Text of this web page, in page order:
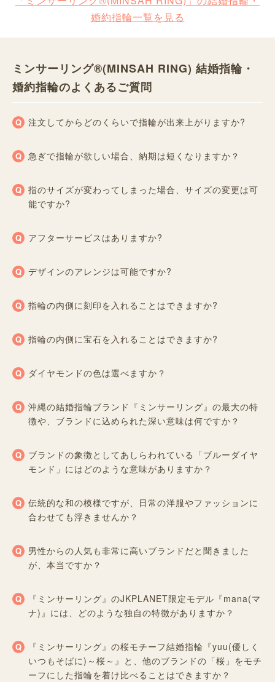
婚約指輪一覧を見る
ミンサーリング®︎(MINSAH RING) 結婚指輪・
婚約指輪のよくあるご質問
注文してからどのくらいで指輪が出来上がりますか?
急ぎで指輪が欲しい場合、納期は短くなりますか？
指のサイズが変わってしまった場合、サイズの変更は可
能ですか?
アフターサービスはありますか?
デザインのアレンジは可能ですか?
指輪の内側に刻印を入れることはできますか?
指輪の内側に宝石を入れることはできますか?
ダイヤモンドの色は選べますか？
沖縄の結婚指輪ブランド『ミンサーリング』の最大の特
徴や、ブランドに込められた深い意味は何ですか？
ブランドの象徴としてあしらわれている「ブルーダイヤ
モンド」にはどのような意味がありますか？
伝統的な和の模様ですが、日常の洋服やファッションに
合わせても浮きませんか？
男性からの人気も非常に高いブランドだと聞きました
が、本当ですか？
『ミンサーリング』のJKPLANET限定モデル『mana(マ
ナ)』には、どのような独自の特徴がありますか？
『ミンサーリング』の桜モチーフ結婚指輪『yuu(優しく
いつもそばに)～桜～』と、他のブランドの「桜」をモチ
ーフにした指輪を着け比べることはできますか？